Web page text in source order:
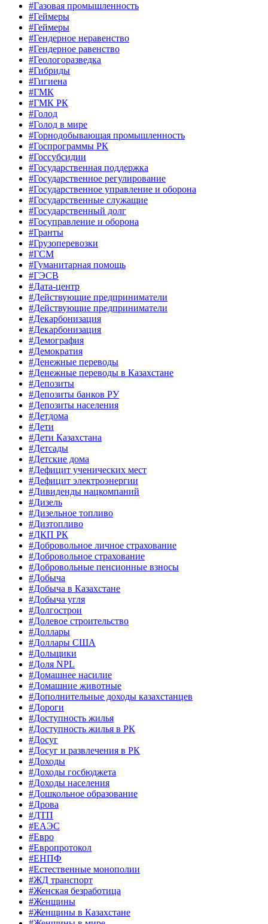
#Газовая промышленность
#Геймеры
#Геймеры
#Гендерное неравенство
#Гендерное равенство
#Геологоразведка
#Гибриды
#Гигиена
#ГМК
#ГМК РК
#Голод
#Голод в мире
#Горнодобывающая промышленность
#Госпрограммы РК
#Госсубсидии
#Государственная поддержка
#Государственное регулирование
#Государственное управление и оборона
#Государственные служащие
#Государственный долг
#Госуправление и оборона
#Гранты
#Грузоперевозки
#ГСМ
#Гуманитарная помощь
#ГЭСВ
#Дата-центр
#Действующие предприниматели
#Действующие предприниматели
#Декарбонизация
#Декарбонизация
#Демография
#Демократия
#Денежные переводы
#Денежные переводы в Казахстане
#Депозиты
#Депозиты банков РУ
#Депозиты населения
#Детдома
#Дети
#Дети Казахстана
#Детсады
#Детские дома
#Дефицит ученических мест
#Дефицит электроэнергии
#Дивиденды нацкомпаний
#Дизель
#Дизельное топливо
#Дизтопливо
#ДКП РК
#Добровольное личное страхование
#Добровольное страхование
#Добровольные пенсионные взносы
#Добыча
#Добыча в Казахстане
#Добыча угля
#Долгострои
#Долевое строительство
#Доллары
#Доллары США
#Дольщики
#Доля NPL
#Домашнее насилие
#Домашние животные
#Дополнительные доходы казахстанцев
#Дороги
#Доступность жилья
#Доступность жилья в РК
#Досуг
#Досуг и развлечения в РК
#Доходы
#Доходы госбюджета
#Доходы населения
#Дошкольное образование
#Дрова
#ДТП
#ЕАЭС
#Евро
#Европротокол
#ЕНПФ
#Естественные монополии
#ЖД транспорт
#Женская безработица
#Женщины
#Женщины в Казахстане